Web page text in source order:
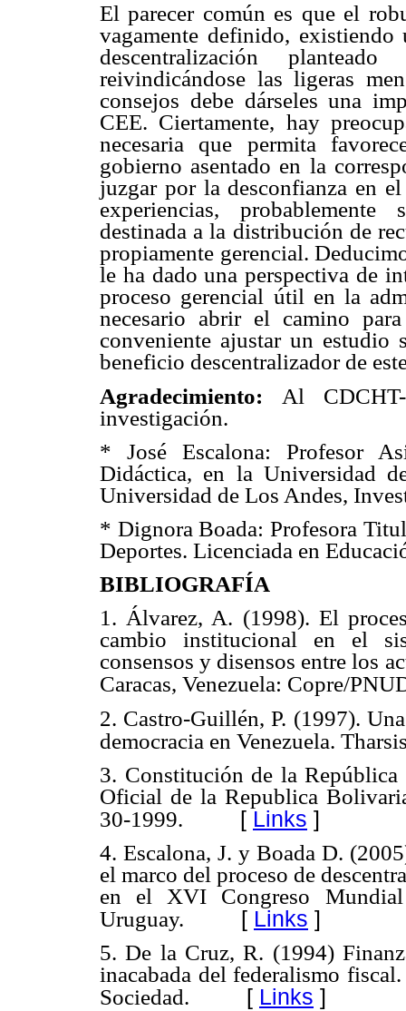
El parecer común es que el
vagamente definido,
descentralización
reivindicándose las ligeras
consejos debe dárseles una
CEE. Ciertamente, hay
necesaria que permita
gobierno asentado en la
juzgar por la desconfianza en
experiencias,
destinada a la distribución de
propiamente gerencial.
le ha dado una perspectiva de
proceso gerencial útil en la
necesario abrir el camino
conveniente ajustar un estudio
beneficio descentralizador de
Agradecimiento: Al
investigación.
* José Escalona: Profesor
Didáctica, en la Universidad
Universidad de Los Andes,
* Dignora Boada: Profesora
Deportes. Licenciada en
BIBLIOGRAFÍA
1. Álvarez, A. (1998). El
cambio institucional en el
consensos y disensos entre los
Caracas, Venezuela: Copre/
2. Castro-Guillén, P. (1997).
democracia en Venezuela.
3. Constitución de la República
Oficial de la Republica
30-1999. [ Links ]
4. Escalona, J. y Boada D.
el marco del proceso de
en el XVI Congreso Mundial
Uruguay. [ Links ]
5. De la Cruz, R. (1994)
inacabada del federalismo
Sociedad. [ Links ]